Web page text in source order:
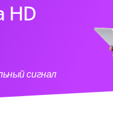
HD
сигнал